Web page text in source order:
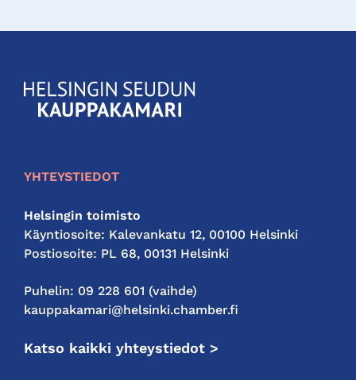
KauppakamariHelsingin
seudun
YHTEYSTIEDOT
Helsingin toimisto
Käyntiosoite: Kalevankatu 12, 00100 Helsinki
Postiosoite: PL 68, 00131 Helsinki
Puhelin: 09 228 601 (vaihde)
kauppakamari@helsinki.chamber.fi
Katso kaikki yhteystiedot >